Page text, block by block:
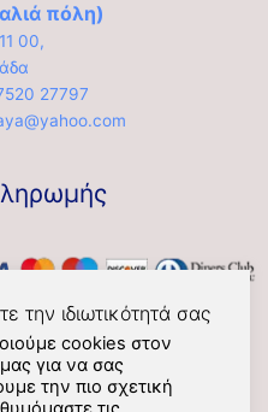
πόλη)
00,
27797
την ιδιωτικότητά σας
cookies στον
για να σας
την πιο σχετική